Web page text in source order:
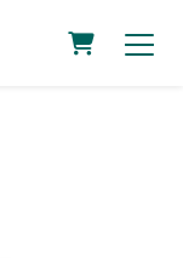
Carrello